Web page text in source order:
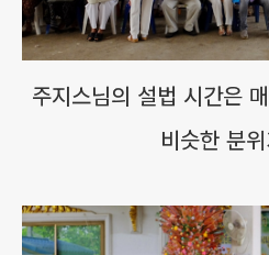
주지스님의 설법 시간은
비슷한 분